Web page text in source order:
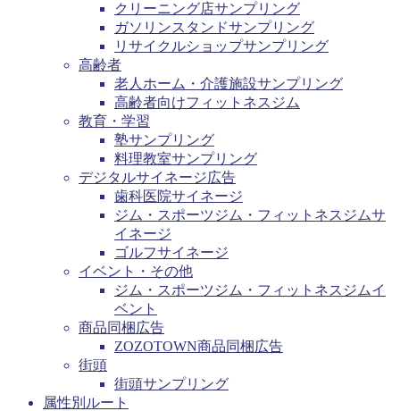
クリーニング店サンプリング
ガソリンスタンドサンプリング
リサイクルショップサンプリング
高齢者
老人ホーム・介護施設サンプリング
高齢者向けフィットネスジム
教育・学習
塾サンプリング
料理教室サンプリング
デジタルサイネージ広告
歯科医院サイネージ
ジム・スポーツジム・フィットネスジムサ
イネージ
ゴルフサイネージ
イベント・その他
ジム・スポーツジム・フィットネスジムイ
ベント
商品同梱広告
ZOZOTOWN商品同梱広告
街頭
街頭サンプリング
属性別ルート